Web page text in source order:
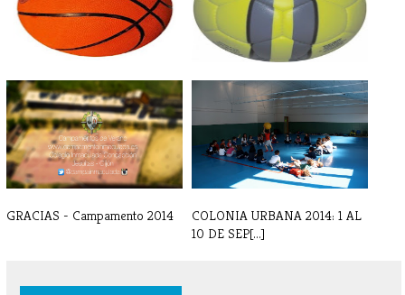
BALONCESTO - Crónicas y
resultados [...]
BALONMANO - Crónica y
resultado 7 d[...]
GRACIAS - Campamento 2014
COLONIA URBANA 2014: 1 AL
10 DE SEP[...]